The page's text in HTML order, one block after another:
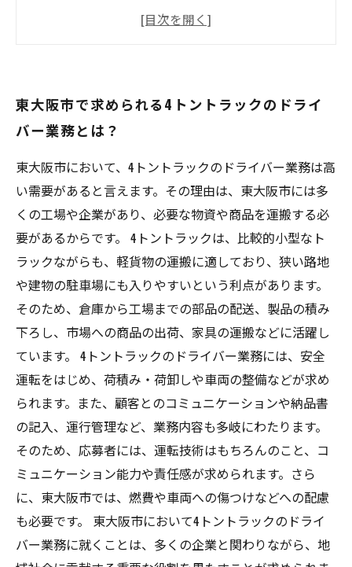
東大阪市で求められる4トントラックのドライ
バー業務とは？
東大阪市において、4トントラックのドライバー業務は高
い需要があると言えます。その理由は、東大阪市には多
くの工場や企業があり、必要な物資や商品を運搬する必
要があるからです。 4トントラックは、比較的小型なト
ラックながらも、軽貨物の運搬に適しており、狭い路地
や建物の駐車場にも入りやすいという利点があります。
そのため、倉庫から工場までの部品の配送、製品の積み
下ろし、市場への商品の出荷、家具の運搬などに活躍し
ています。 4トントラックのドライバー業務には、安全
運転をはじめ、荷積み・荷卸しや車両の整備などが求め
られます。また、顧客とのコミュニケーションや納品書
の記入、運行管理など、業務内容も多岐にわたります。
そのため、応募者には、運転技術はもちろんのこと、コ
ミュニケーション能力や責任感が求められます。さら
に、東大阪市では、燃費や車両への傷つけなどへの配慮
も必要です。 東大阪市において4トントラックのドライ
バー業務に就くことは、多くの企業と関わりながら、地